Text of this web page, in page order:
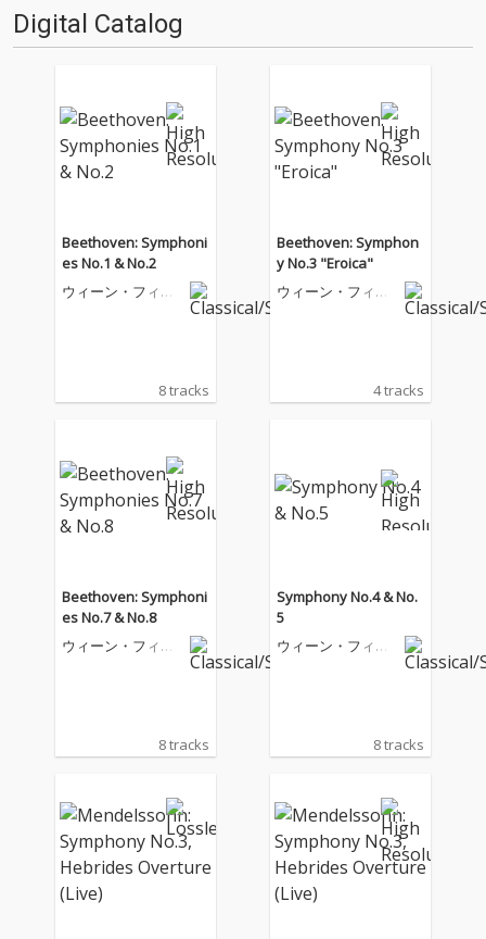
Digital Catalog
Beethoven: Symphoni
es No.1 & No.2
ウィーン・フィル
8 tracks
Beethoven: Symphon
y No.3 "Eroica"
ウィーン・フィル
4 tracks
Beethoven: Symphoni
es No.7 & No.8
ウィーン・フィル
8 tracks
Symphony No.4 & No.
5
ウィーン・フィル
8 tracks